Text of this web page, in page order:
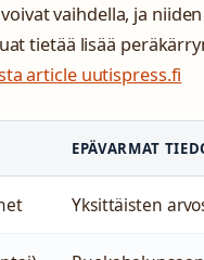
vaihdella, ja
tietää lisää
article uutispress.fi
EPÄVARMAT
Yksittäisten